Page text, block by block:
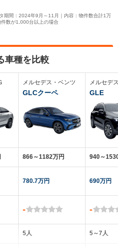
期間：2024年9月～11月｜内容：物件数合計1万
数が1,000台以上の場合
車種を比較
メルセデス・ベンツ
GLCクーペ
866～1182万円
780.7万円
-
5人
メルセデ
GLE
940～
690万円
-
5～7人